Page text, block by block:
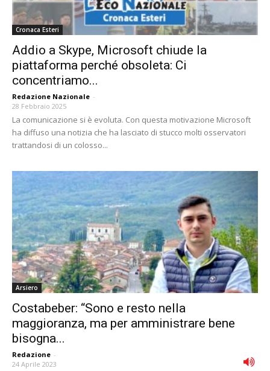
Cronaca Esteri
Addio a Skype, Microsoft chiude la
piattaforma perché obsoleta: Ci
concentriamo...
Redazione Nazionale -
28 Febbraio 2025
La comunicazione si è evoluta. Con questa motivazione Microsoft
ha diffuso una notizia che ha lasciato di stucco molti osservatori
trattandosi di un colosso...
Arsiero
Costabeber: “Sono e resto nella
maggioranza, ma per amministrare bene
bisogna...
Redazione -
24 Aprile 2023